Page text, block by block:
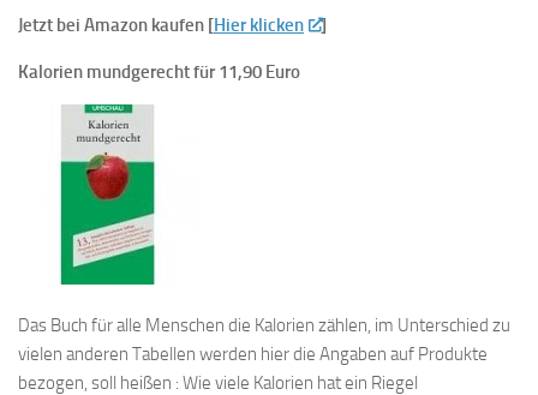
Jetzt bei Amazon kaufen [Hier klicken ]
Kalorien mundgerecht für 11,90 Euro
Das Buch für alle Menschen die Kalorien zählen, im Unterschied zu
vielen anderen Tabellen werden hier die Angaben auf Produkte
bezogen, soll heißen : Wie viele Kalorien hat ein Riegel